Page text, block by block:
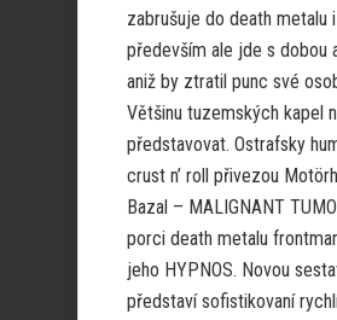
zabrušuje do death metalu
především ale jde s dobou
aniž by ztratil punc své
Většinu tuzemských kapel
představovat. Ostrafsky
crust n’ roll přivezou
Bazal – MALIGNANT
porci death metalu
jeho HYPNOS. Novou
představí sofistikovaní